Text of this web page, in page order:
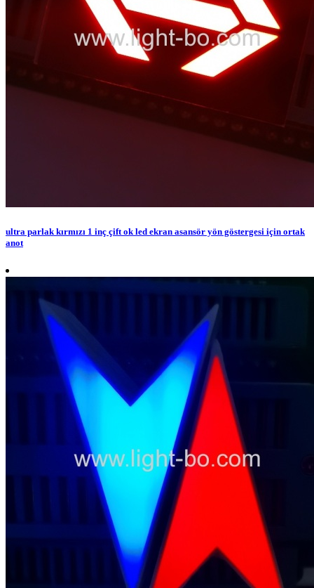
ultra parlak kırmızı 1 inç çift ok led ekran asansör yön göstergesi için ortak
anot